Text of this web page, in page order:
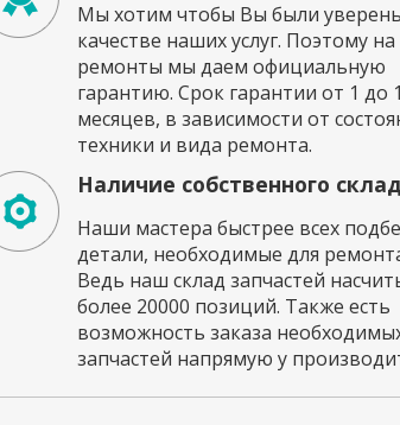
Мы хотим чтобы Вы были
качестве наших услуг. Поэтому на
ремонты мы даем официальную
гарантию. Срок гарантии от 1 до
месяцев, в зависимости от
техники и вида ремонта.
Наличие собственного
Наши мастера быстрее всех
детали, необходимые для
Ведь наш склад запчастей
более 20000 позиций. Также есть
возможность заказа
запчастей напрямую у